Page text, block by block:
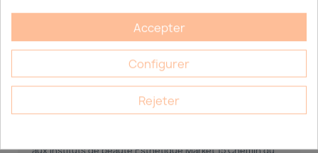
DÉCOUVREZ LES NOUVELLES
TENDANCES CORÉENNES DÉDIÉES AUX
INSTITUTS DE BEAUTÉ
Accepter
Configurer
Rejeter